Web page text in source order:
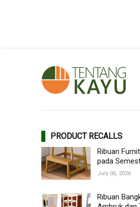
PRODUCT RECALLS
Ribuan
pada
July 06, 2026
Ribuan